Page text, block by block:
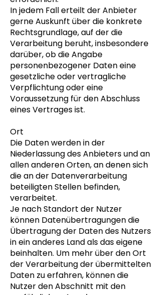
In jedem Fall erteilt der Anbieter
gerne Auskunft über die konkrete
Rechtsgrundlage, auf der die
Verarbeitung beruht, insbesondere
darüber, ob die Angabe
personenbezogener Daten eine
gesetzliche oder vertragliche
Verpflichtung oder eine
Voraussetzung für den Abschluss
eines Vertrages ist.
Ort
Die Daten werden in der
Niederlassung des Anbieters und an
allen anderen Orten, an denen sich
die an der Datenverarbeitung
beteiligten Stellen befinden,
verarbeitet.
Je nach Standort der Nutzer
können Datenübertragungen die
Übertragung der Daten des Nutzers
in ein anderes Land als das eigene
beinhalten. Um mehr über den Ort
der Verarbeitung der übermittelten
Daten zu erfahren, können die
Nutzer den Abschnitt mit den